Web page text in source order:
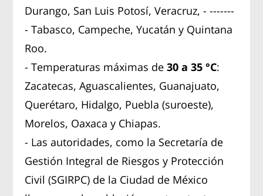
Durango, San Luis Potosí, Veracruz, - -------
- Tabasco, Campeche, Yucatán y Quintana
Roo.
- Temperaturas máximas de30 a 35 °C:
Zacatecas, Aguascalientes, Guanajuato,
Querétaro, Hidalgo, Puebla (suroeste),
Morelos, Oaxaca y Chiapas.
- Las autoridades, como la Secretaría de
Gestión Integral de Riesgos y Protección
Civil (SGIRPC) de la Ciudad de México